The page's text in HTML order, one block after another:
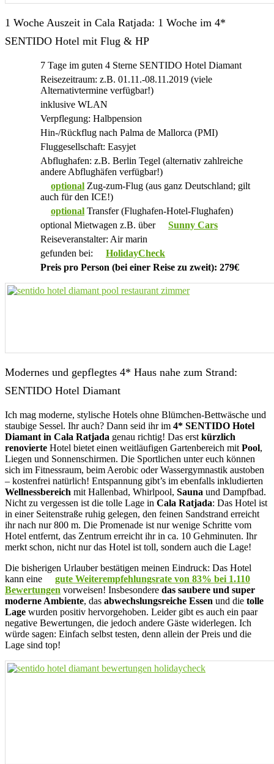
1 Woche Auszeit in Cala Ratjada: 1 Woche im 4*
SENTIDO Hotel mit Flug & HP
7 Tage im guten 4 Sterne SENTIDO Hotel Diamant
Reisezeitraum: z.B. 01.11.-08.11.2019 (viele
Alternativtermine verfügbar!)
inklusive WLAN
Verpflegung: Halbpension
Hin-/Rückflug nach Palma de Mallorca (PMI)
Fluggesellschaft: Easyjet
Abflughafen: z.B. Berlin Tegel (alternativ zahlreiche
andere Abflughäfen verfügbar!)
optional Zug-zum-Flug (aus ganz Deutschland; gilt
auch für den ICE!)
optional Transfer (Flughafen-Hotel-Flughafen)
optional Mietwagen z.B. über
Sunny Cars
Reiseveranstalter: Air marin
gefunden bei:
HolidayCheck
Preis pro Person (bei einer Reise zu zweit): 279€
Modernes und gepflegtes 4* Haus nahe zum Strand:
SENTIDO Hotel Diamant
Ich mag moderne, stylische Hotels ohne Blümchen-Bettwäsche und
staubige Sessel. Ihr auch? Dann seid ihr im 4* SENTIDO Hotel
Diamant in Cala Ratjada genau richtig! Das erst kürzlich
renovierte Hotel bietet einen weitläufigen Gartenbereich mit Pool,
Liegen und Sonnenschirmen. Die Sportlichen unter euch können
sich im Fitnessraum, beim Aerobic oder Wassergymnastik austoben
– kostenfrei natürlich! Entspannung gibt’s im ebenfalls inkludierten
Wellnessbereich mit Hallenbad, Whirlpool, Sauna und Dampfbad.
Nicht zu vergessen ist die tolle Lage in Cala Ratjada: Das Hotel ist
in einer Seitenstraße ruhig gelegen, den feinen Sandstrand erreicht
ihr nach nur 800 m. Die Promenade ist nur wenige Schritte vom
Hotel entfernt, das Zentrum erreicht ihr in ca. 10 Gehminuten. Ihr
merkt schon, nicht nur das Hotel ist toll, sondern auch die Lage!
Die bisherigen Urlauber bestätigen meinen Eindruck: Das Hotel
kann eine
gute Weiterempfehlungsrate von 83% bei 1.110
Bewertungen vorweisen! Insbesondere das saubere und super
moderne Ambiente, das abwechslungsreiche Essen und die tolle
Lage wurden positiv hervorgehoben. Leider gibt es auch ein paar
negative Bewertungen, die jedoch andere Gäste widerlegen. Ich
würde sagen: Einfach selbst testen, denn allein der Preis und die
Lage sind top!